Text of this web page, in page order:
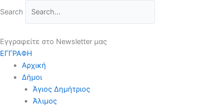
στο
Search
Εγγραφείτε στο Newsletter μας
ΕΓΓΡΑΦΗ
Αρχική
Δήμοι
Άγιος Δημήτριος
Άλιμος